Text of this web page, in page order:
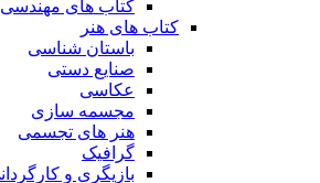
کتاب های
کتاب های هنر
باستان شناسی
صنایع دستی
عکاسی
مجسمه سازی
هنر های تجسمی
گرافیک
بازیگری و